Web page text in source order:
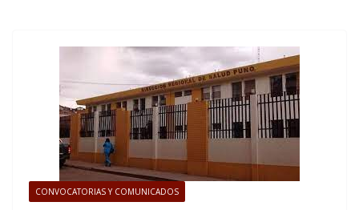
CONVOCATORIAS Y COMUNICADOS